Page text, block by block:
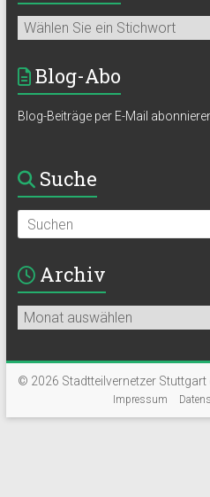
Blog-Abo
Blog-Beiträge per E-Mail
Suche
Archiv
Archiv
© 2026 Stadtteilvernetzer Stuttgart
Impressum